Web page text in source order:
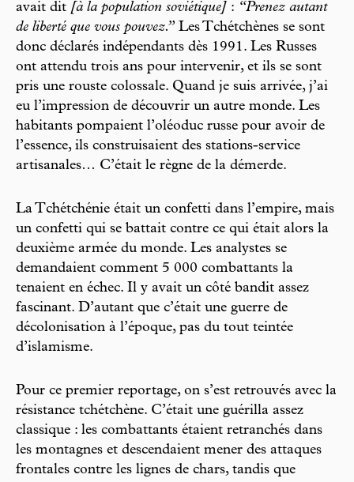
avait dit [à la population soviétique] : “Prenez autant
de liberté que vous pouvez.” Les Tchétchènes se sont
donc déclarés indépendants dès 1991. Les Russes
ont attendu trois ans pour intervenir, et ils se sont
pris une rouste colossale. Quand je suis arrivée, j’ai
eu l’impression de découvrir un autre monde. Les
habitants pompaient l’oléoduc russe pour avoir de
l’essence, ils construisaient des stations-service
artisanales… C’était le règne de la démerde.
La Tchétchénie était un confetti dans l’empire, mais
un confetti qui se battait contre ce qui était alors la
deuxième armée du monde. Les analystes se
demandaient comment 5 000 combattants la
tenaient en échec. Il y avait un côté bandit assez
fascinant. D’autant que c’était une guerre de
décolonisation à l’époque, pas du tout teintée
d’islamisme.
Pour ce premier reportage, on s’est retrouvés avec la
résistance tchétchène. C’était une guérilla assez
classique : les combattants étaient retranchés dans
les montagnes et descendaient mener des attaques
frontales contre les lignes de chars, tandis que